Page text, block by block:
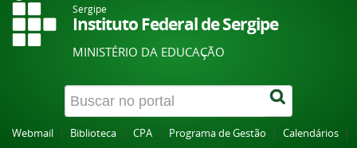
Sergipe
Instituto Federal de Sergipe
MINISTÉRIO DA EDUCAÇÃO
Webmail Biblioteca CPA Programa de Gestão Calendários